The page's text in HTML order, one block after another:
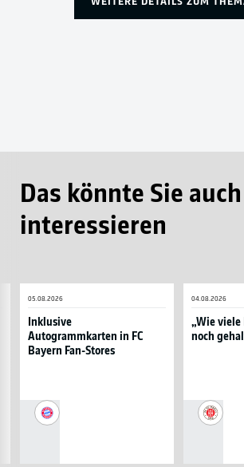
Das könnte Sie auch
interessieren
Inklusive
Autogrammkarten in FC
Bayern Fan-Stores
05.08.2026
FC
Bayern
FC
Bayern
„Wie viele
noch
04.08.2026
FC
St.
Reden
müssen